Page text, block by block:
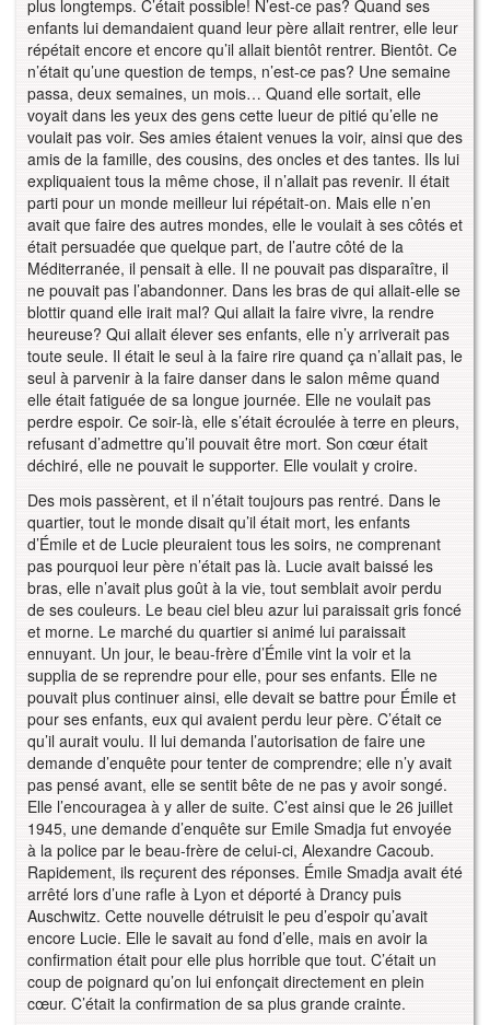
plus longtemps. C’était possible! N’est-ce pas? Quand ses
enfants lui demandaient quand leur père allait rentrer, elle leur
répétait encore et encore qu’il allait bientôt rentrer. Bientôt. Ce
n’était qu’une question de temps, n’est-ce pas? Une semaine
passa, deux semaines, un mois… Quand elle sortait, elle
voyait dans les yeux des gens cette lueur de pitié qu’elle ne
voulait pas voir. Ses amies étaient venues la voir, ainsi que des
amis de la famille, des cousins, des oncles et des tantes. Ils lui
expliquaient tous la même chose, il n’allait pas revenir. Il était
parti pour un monde meilleur lui répétait-on. Mais elle n’en
avait que faire des autres mondes, elle le voulait à ses côtés et
était persuadée que quelque part, de l’autre côté de la
Méditerranée, il pensait à elle. Il ne pouvait pas disparaître, il
ne pouvait pas l’abandonner. Dans les bras de qui allait-elle se
blottir quand elle irait mal? Qui allait la faire vivre, la rendre
heureuse? Qui allait élever ses enfants, elle n’y arriverait pas
toute seule. Il était le seul à la faire rire quand ça n’allait pas, le
seul à parvenir à la faire danser dans le salon même quand
elle était fatiguée de sa longue journée. Elle ne voulait pas
perdre espoir. Ce soir-là, elle s’était écroulée à terre en pleurs,
refusant d’admettre qu’il pouvait être mort. Son cœur était
déchiré, elle ne pouvait le supporter. Elle voulait y croire.
Des mois passèrent, et il n’était toujours pas rentré. Dans le
quartier, tout le monde disait qu’il était mort, les enfants
d’Émile et de Lucie pleuraient tous les soirs, ne comprenant
pas pourquoi leur père n’était pas là. Lucie avait baissé les
bras, elle n’avait plus goût à la vie, tout semblait avoir perdu
de ses couleurs. Le beau ciel bleu azur lui paraissait gris foncé
et morne. Le marché du quartier si animé lui paraissait
ennuyant. Un jour, le beau-frère d’Émile vint la voir et la
supplia de se reprendre pour elle, pour ses enfants. Elle ne
pouvait plus continuer ainsi, elle devait se battre pour Émile et
pour ses enfants, eux qui avaient perdu leur père. C’était ce
qu’il aurait voulu. Il lui demanda l’autorisation de faire une
demande d’enquête pour tenter de comprendre; elle n’y avait
pas pensé avant, elle se sentit bête de ne pas y avoir songé.
Elle l’encouragea à y aller de suite. C’est ainsi que le 26 juillet
1945, une demande d’enquête sur Emile Smadja fut envoyée
à la police par le beau-frère de celui-ci, Alexandre Cacoub.
Rapidement, ils reçurent des réponses. Émile Smadja avait été
arrêté lors d’une rafle à Lyon et déporté à Drancy puis
Auschwitz. Cette nouvelle détruisit le peu d’espoir qu’avait
encore Lucie. Elle le savait au fond d’elle, mais en avoir la
confirmation était pour elle plus horrible que tout. C’était un
coup de poignard qu’on lui enfonçait directement en plein
cœur. C’était la confirmation de sa plus grande crainte.